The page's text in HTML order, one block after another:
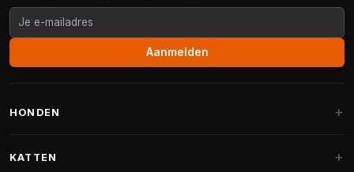
Aanmelden
HONDEN
KATTEN